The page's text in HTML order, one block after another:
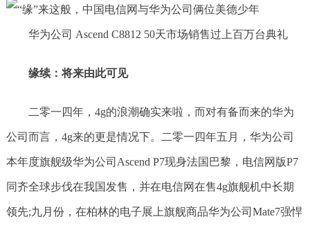
华为公司 Ascend C8812 50天市场销售过上百万台典礼
缘续：将来由此可见
二零一四年，4g的浪潮确实来啦，而对有备而来的华为
公司而言，4g来的更是情况下。二零一四年五月，华为公司
本年度旗舰级华为公司Ascend P7现身法国巴黎，电信网版P7
同齐全球步伐在我国发售，并在电信网在售4g旗舰机中长期
领先;九月份，在柏林的电子展上旗舰商品华为公司Mate7强悍